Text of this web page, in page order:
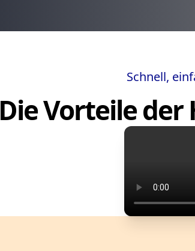
Schnell,
Die Vorteile